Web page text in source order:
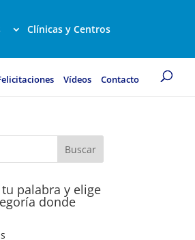
Clínicas y Centros
Vídeos Contacto
palabra y elige
donde